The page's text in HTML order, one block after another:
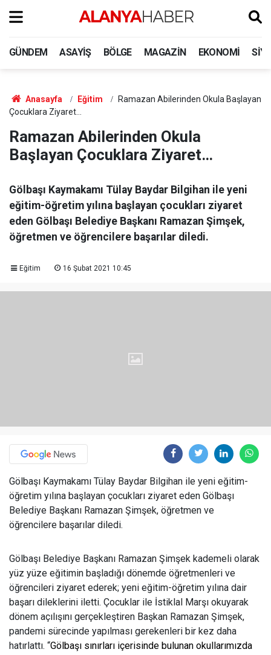
GÜNDEM ASAYIŞ BÖLGE MAGAZIN EKONOMI
Anasayfa Eğitim
Ramazan Abilerinden Okula Başlayan
Çocuklara Ziyaret…
Ramazan Abilerinden Okula
Başlayan Çocuklara Ziyaret…
Gölbaşı Kaymakamı Tülay Baydar Bilgihan ile yeni
eğitim-öğretim yılına başlayan çocukları ziyaret
eden Gölbaşı Belediye Başkanı Ramazan Şimşek,
öğretmen ve öğrencilere başarılar diledi.
Eğitim 16 Şubat 2021 10:45
Gölbaşı Kaymakamı Tülay Baydar Bilgihan ile yeni eğitim-
öğretim yılına başlayan çocukları ziyaret eden Gölbaşı
Belediye Başkanı Ramazan Şimşek, öğretmen ve
öğrencilere başarılar diledi.
Gölbaşı Belediye Başkanı Ramazan Şimşek kademeli olarak
yüz yüze eğitimin başladığı dönemde öğretmenleri ve
öğrencileri ziyaret ederek; yeni eğitim-öğretim yılına dair
başarı dileklerini iletti. Çocuklar ile İstiklal Marşı okuyarak
dönem açılışını gerçekleştiren Başkan Ramazan Şimşek,
pandemi sürecinde yapılması gerekenleri bir kez daha
hatırlattı. “Gölbaşı sınırları içerisinde bulunan okullarımızda